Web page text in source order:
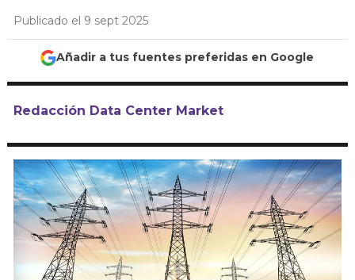
Publicado el 9 sept 2025
Añadir a tus fuentes preferidas en Google
Redacción Data Center Market